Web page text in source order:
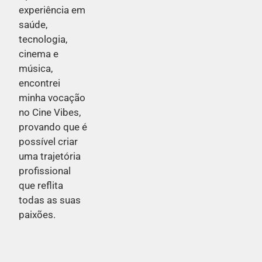
experiência em
saúde,
tecnologia,
cinema e
música,
encontrei
minha vocação
no Cine Vibes,
provando que é
possível criar
uma trajetória
profissional
que reflita
todas as suas
paixões.